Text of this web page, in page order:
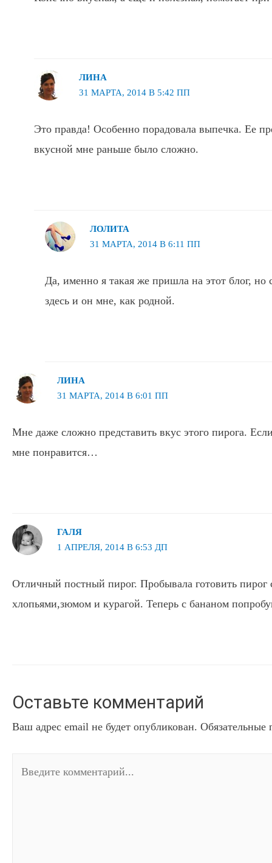
ЛИНА
31 МАРТА, 2014 В 5:42 ПП
Это правда! Особенно порадовала выпечка. Ее
вкусной мне раньше было сложно.
ЛОЛИТА
31 МАРТА, 2014 В 6:11 ПП
Да, именно я такая же пришла на этот блог, но
здесь и он мне, как родной.
ЛИНА
31 МАРТА, 2014 В 6:01 ПП
Мне даже сложно представить вкус этого пирога.
мне понравится…
ГАЛЯ
1 АПРЕЛЯ, 2014 В 6:53 ДП
Отличный постный пирог. Пробывала готовить пирог
хлопьями,зюмом и курагой. Теперь с бананом
Оставьте комментарий
Ваш адрес email не будет опубликован.